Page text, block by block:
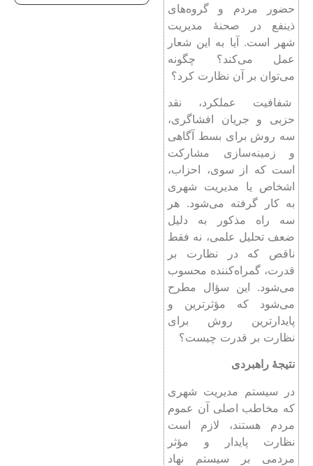
حضور مردم و گروه‌های
ذینفع در صحنۀ مدیریت
شهر است. آیا به این شعار
عمل می‌کند؟ چگونه
می‌توان بر آن نظارت کرد؟
شفافیت عملکرد، نقد
حزبی و جریان افشاگری،
سه روش برای بسط آگاهی
و زمینه‌سازی مشارکت
است که از سوی، احزاب،
اشخاص یا مدیریت شهری
به کار گرفته می‌شود. هر
سه راه مذکور به دلیل
ضعف تحلیل علمی، نه فقط
ناقص که در نظارت بر
قدرت، گمراه‌کننده محسوب
می‌شود. این سؤال مطرح
می‌شود که مؤثرترین و
پایدارترین روش برای
نظارت بر قدرت چیست؟
نتیجۀ راهبردی
در سیستم مدیریت شهری
که مخاطب اصلی آن عموم
مردم هستند، لازم است
نظارت پایدار و مؤثر
مردمی بر سیستم نهاد